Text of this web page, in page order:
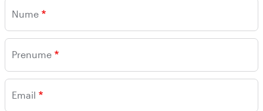
Nume
Prenume
Email